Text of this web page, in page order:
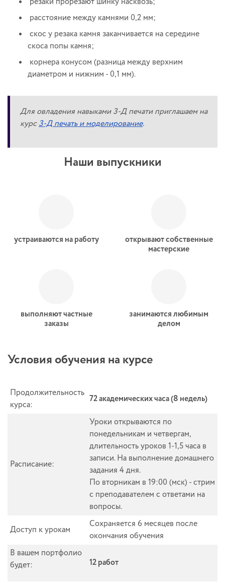
расстояние между камнями 0,2 мм;
скос у резака камня заканчивается на середине
скоса попы камня;
корнера конусом (разница между верхним
диаметром и нижним - 0,1 мм).
Для овладения навыками 3-Д печати приглашаем на
курс3-Д печать и моделирование.
Наши выпускники
устраиваются на работу
открывают собственные
мастерские
выполняют частные
заказы
занимаются любимым
делом
Условия обучения на курсе
Продолжительность
курса:
72 академических часа (8 недель)
Расписание:
Уроки открываются по
понедельникам и четвергам,
длительность уроков 1-1,5 часа в
записи. На выполнение домашнего
задания 4 дня.
По вторникам в 19:00 (мск) - стрим
с преподавателем с ответами на
вопросы.
Доступ к урокам
Сохраняется 6 месяцев после
окончания обучения
В вашем портфолио
будет:
12 работ